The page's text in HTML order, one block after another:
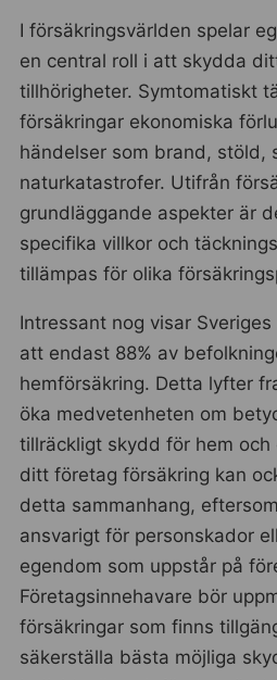
I försäkringsvärlden spelar
en central roll i att skydda
tillhörigheter. Symtomatiskt
försäkringar ekonomiska
händelser som brand, stöld,
naturkatastrofer. Utifrån
grundläggande aspekter är
specifika villkor och
tillämpas för olika
Intressant nog visar
att endast 88% av
hemförsäkring. Detta lyfter
öka medvetenheten om
tillräckligt skydd för hem och
ditt företag försäkring kan
detta sammanhang,
ansvarigt för personskador
egendom som uppstår på
Företagsinnehavare bör
försäkringar som finns
säkerställa bästa möjliga